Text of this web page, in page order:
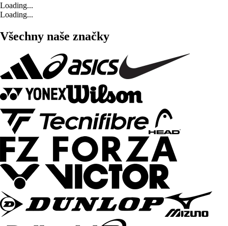
Loading...
Loading...
Všechny naše značky